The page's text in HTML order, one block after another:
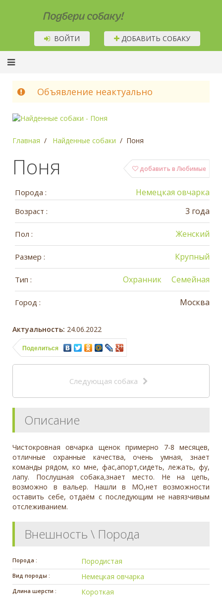
Подбери собаку!
ВОЙТИ ДОБАВИТЬ СОБАКУ
Объявление неактуально
Главная Найденные собаки Поня
добавить в Любимые
Поня
Порода : Немецкая овчарка
Возраст : 3 года
Пол : Женский
Размер : Крупный
Тип : Семейная
Охранник
Город : Москва
Актуальность: 24.06.2022
Поделиться
Следующая собака
Описание
Чистокровная овчарка щенок примерно 7-8 месяцев,
отличные охранные качества, очень умная, знает
команды рядом, ко мне, фас,апорт,сидеть, лежать, фу,
лапу. Послушная собака,знает место. Не на цепь,
возможно в вальер. Нашли в МО,нет возможности
оставить себе, отдаём с последующим не навязчивым
отслеживанием.
Внешность \ Порода
Порода : Породистая
Вид породы : Немецкая овчарка
Длина шерсти : Короткая